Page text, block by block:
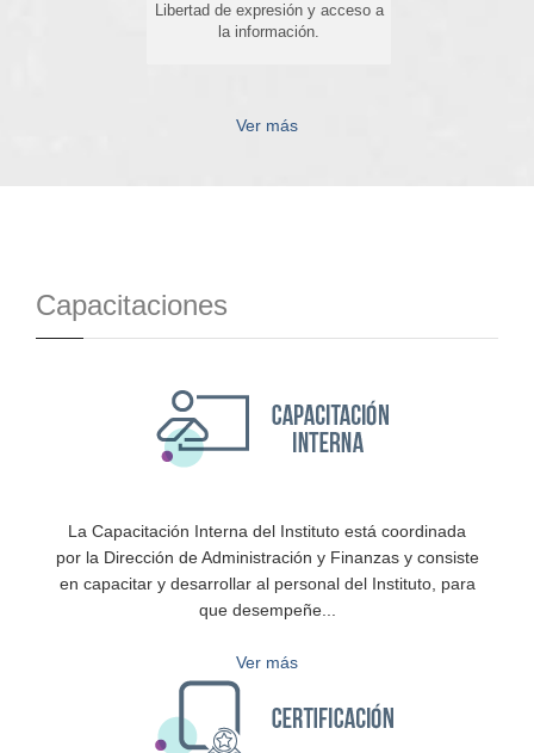
Libertad de expresión y acceso a
la información.
Ver más
Capacitaciones
La Capacitación Interna del Instituto está coordinada
por la Dirección de Administración y Finanzas y consiste
en capacitar y desarrollar al personal del Instituto, para
que desempeñe...
Ver más